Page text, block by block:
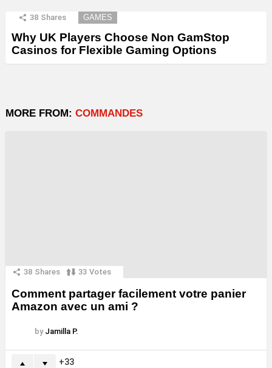
38 Shares GAMES
Why UK Players Choose Non GamStop
Casinos for Flexible Gaming Options
MORE FROM: COMMANDES
38 Shares 33 Votes
Comment partager facilement votre panier
Amazon avec un ami ?
by Jamilla P.
33